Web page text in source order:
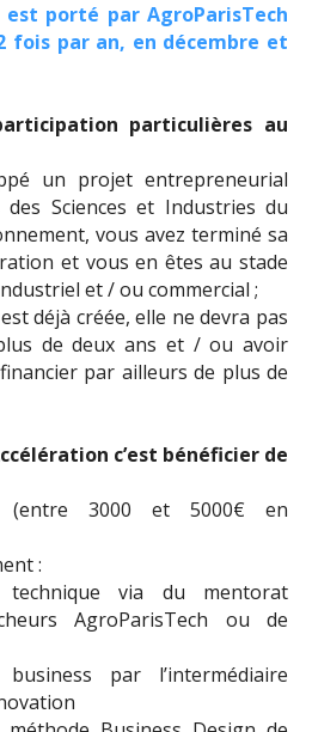
porté par AgroParisTech
fois par an, en décembre et
particulières au
un projet entrepreneurial
Sciences et Industries du
vous avez terminé sa
et vous en êtes au stade
et / ou commercial ;
déjà créée, elle ne devra pas
de deux ans et / ou avoir
par ailleurs de plus de
c’est bénéficier de
(entre 3000 et 5000€ en
:
via du mentorat
AgroParisTech ou de
par l’intermédiaire